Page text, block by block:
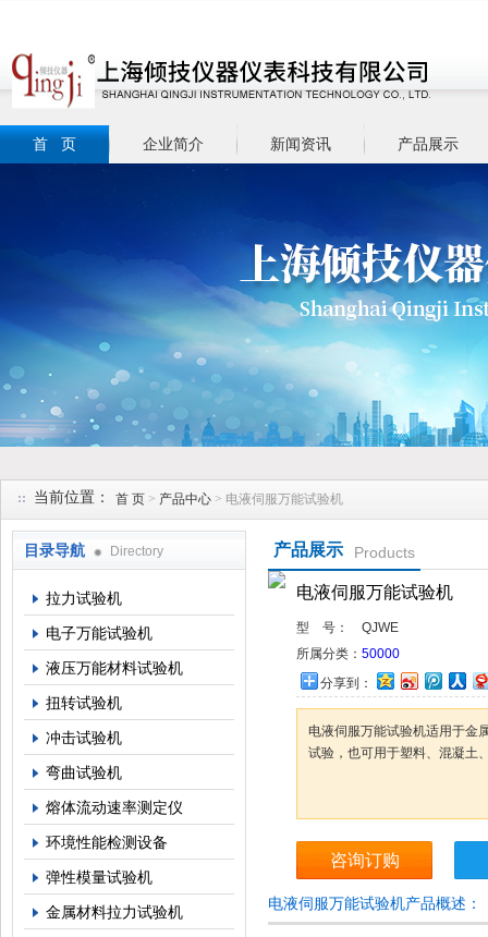
首 页 企业简介 新闻资讯 产品展示
当前位置： 首 页 > 产品中心 > 电液伺服万能试验机
目录导航 Directory
拉力试验机
电子万能试验机
液压万能材料试验机
扭转试验机
冲击试验机
弯曲试验机
熔体流动速率测定仪
环境性能检测设备
弹性模量试验机
金属材料拉力试验机
产品展示 Products
电液伺服万能试验机
型 号：
QJWE
所属分类： 50000
分享到：
电液伺服万能试验机适用于金
试验，也可用于塑料、混凝土
咨询订购
电液伺服万能试验机产品概述：